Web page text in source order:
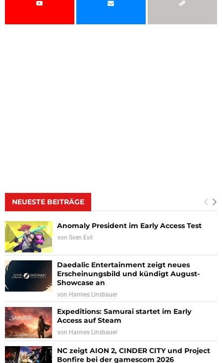
NEUESTE BEITRÄGE
Anomaly President im Early Access Test
von Sven Evil
Daedalic Entertainment zeigt neues
Erscheinungsbild und kündigt August-
Showcase an
von Hannes Linsbauer
Expeditions: Samurai startet im Early
Access auf Steam
von Hannes Linsbauer
NC zeigt AION 2, CINDER CITY und Project
Bonfire bei der gamescom 2026